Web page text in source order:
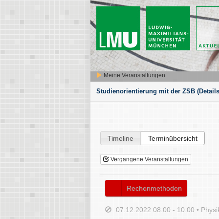
Meine Veranstaltungen
Studienorientierung mit der ZSB
Timeline Terminübersicht
Vergangene Veranstaltungen
Rechenmethoden
07.12.2022 08:00 - 10:00 •